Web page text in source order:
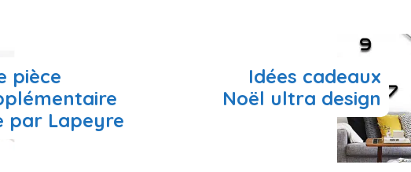
pièce
par Lapeyre
Idées cadeaux
Noël ultra design